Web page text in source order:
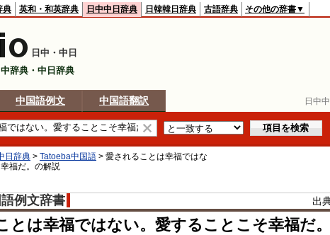
日中
典 英和・和英辞典 日中中日辞典 日韓韓日辞典 古語辞典 その他の辞書▼
日中・中日
辞典・中日辞典
中国語例文 中国語翻訳
日辞典 > Tatoeba中国語 > 愛されることは幸福ではな
福だ。 の解説
例文辞書 出
とは幸福ではない。愛することこそ幸福だ。